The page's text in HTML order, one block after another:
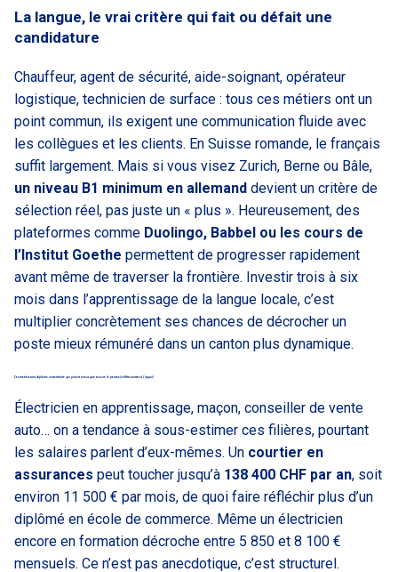
La langue, le vrai critère qui fait ou défait une
candidature
Chauffeur, agent de sécurité, aide-soignant, opérateur
logistique, technicien de surface : tous ces métiers ont un
point commun, ils exigent une communication fluide avec
les collègues et les clients. En Suisse romande, le français
suffit largement. Mais si vous visez Zurich, Berne ou Bâle,
un niveau B1 minimum en allemand devient un critère de
sélection réel, pas juste un « plus ». Heureusement, des
plateformes comme Duolingo, Babbel ou les cours de
l’Institut Goethe permettent de progresser rapidement
avant même de traverser la frontière. Investir trois à six
mois dans l’apprentissage de la langue locale, c’est
multiplier concrètement ses chances de décrocher un
poste mieux rémunéré dans un canton plus dynamique.
Ces métiers sans diplôme universitaire qui paient mieux que vous ne le pensez (chiffres suisses à l’appui)
Électricien en apprentissage, maçon, conseiller de vente
auto… on a tendance à sous-estimer ces filières, pourtant
les salaires parlent d’eux-mêmes. Un courtier en
assurances peut toucher jusqu’à 138 400 CHF par an, soit
environ 11 500 € par mois, de quoi faire réfléchir plus d’un
diplômé en école de commerce. Même un électricien
encore en formation décroche entre 5 850 et 8 100 €
mensuels. Ce n’est pas anecdotique, c’est structurel.